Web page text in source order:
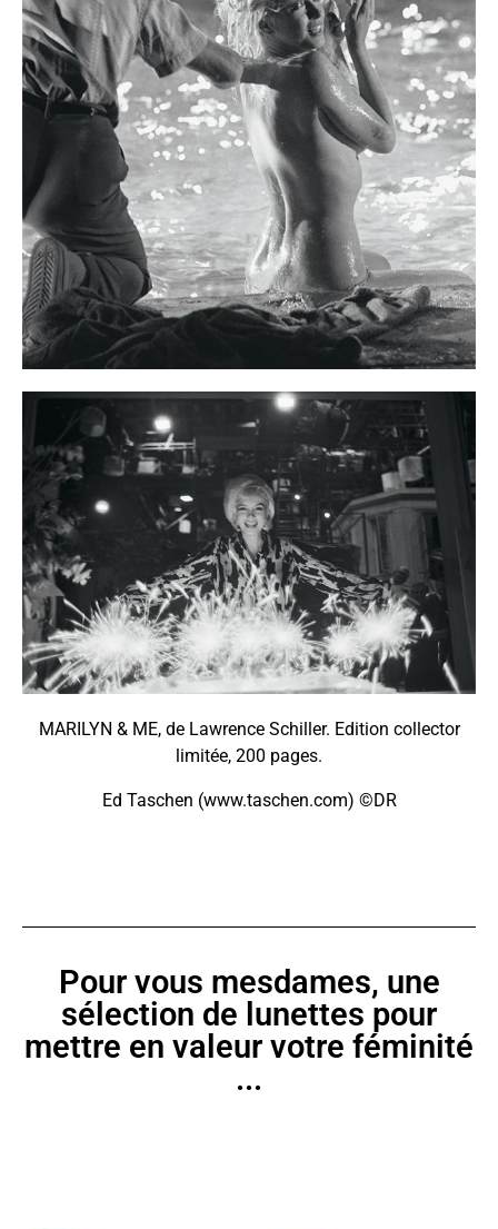
MARILYN & ME, de Lawrence Schiller. Edition collector
limitée, 200 pages.
Ed Taschen (www.taschen.com) ©DR
Pour vous mesdames, une
sélection de lunettes pour
mettre en valeur votre féminité
...